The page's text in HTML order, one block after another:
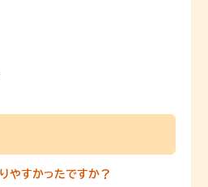
やすかったですか？